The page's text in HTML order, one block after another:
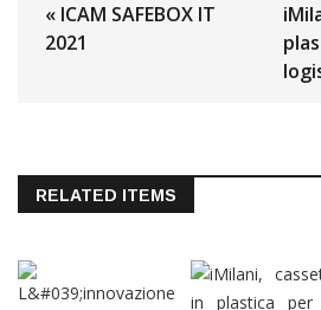
« ICAM SAFEBOX IT
2021
RELATED ITEMS